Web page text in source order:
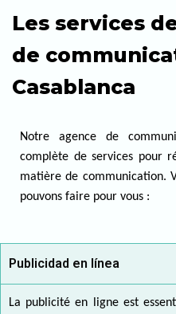
Les services
de
Casablanca
Notre agence de
complète de services pour
matière de communication.
pouvons faire pour vous :
Publicidad en línea
La publicité en ligne est